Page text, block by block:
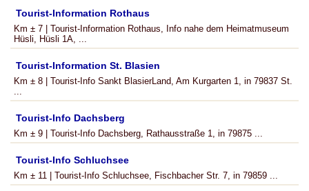
Tourist-Information Rothaus
Km ± 7 | Tourist-Information Rothaus, Info nahe dem Heimatmuseum
Hüsli, Hüsli 1A, ...
Tourist-Information St. Blasien
Km ± 8 | Tourist-Info Sankt BlasierLand, Am Kurgarten 1, in 79837 St.
...
Tourist-Info Dachsberg
Km ± 9 | Tourist-Info Dachsberg, Rathausstraße 1, in 79875 ...
Tourist-Info Schluchsee
Km ± 11 | Tourist-Info Schluchsee, Fischbacher Str. 7, in 79859 ...